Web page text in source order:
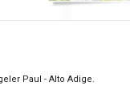
Paul - Alto Adige.